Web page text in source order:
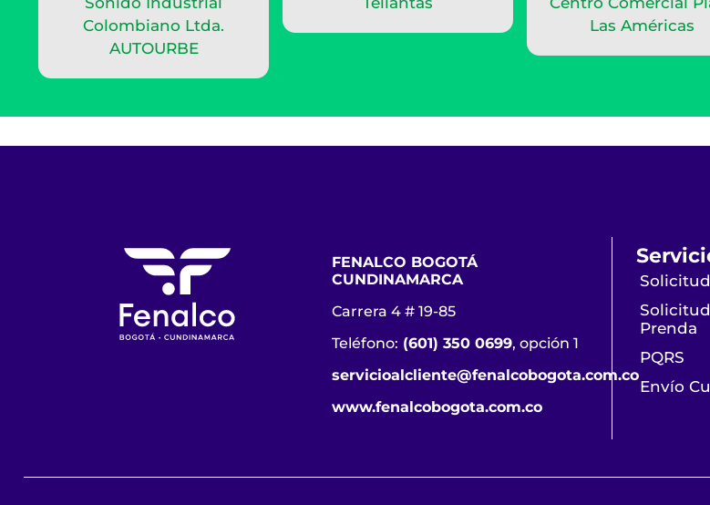
Colombiano Ltda.
AUTOURBE
Las Américas
FENALCO BOGOTÁ
CUNDINAMARCA
Carrera 4 # 19-85
Teléfono: (601) 350 0699, opción 1
servicioalcliente@fenalcobogota.com.co
www.fenalcobogota.com.co
Prenda
PQRS
Envío